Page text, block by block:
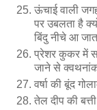
ऊंचाई वाली
पर उबलता है
बिंदु नीचे आ
प्रेशर कुकर में
जाने से
वर्षा की बूंद
तेल दीप की